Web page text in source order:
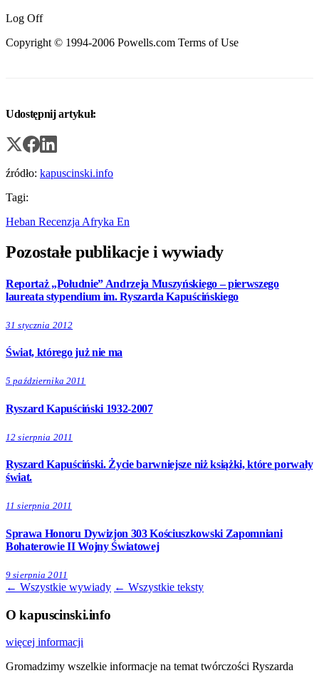
Log Off
Copyright © 1994-2006 Powells.com Terms of Use
Udostępnij artykuł:
źródło: kapuscinski.info
Tagi:
Heban Recenzja Afryka En
Pozostałe publikacje i wywiady
Reportaż „Południe” Andrzeja Muszyńskiego – pierwszego
laureata stypendium im. Ryszarda Kapuścińskiego
31 stycznia 2012
Świat, którego już nie ma
5 października 2011
Ryszard Kapuściński 1932-2007
12 sierpnia 2011
Ryszard Kapuściński. Życie barwniejsze niż książki, które porwały
świat.
11 sierpnia 2011
Sprawa Honoru Dywizjon 303 Kościuszkowski Zapomniani
Bohaterowie II Wojny Światowej
9 sierpnia 2011
← Wszystkie wywiady ← Wszystkie teksty
O kapuscinski.info
więcej informacji
Gromadzimy wszelkie informacje na temat twórczości Ryszarda